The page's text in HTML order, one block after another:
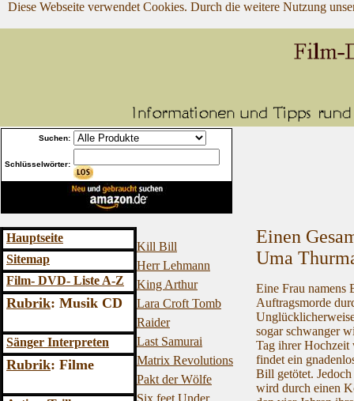
Diese Webseite verwendet Cookies. Durch die weitere Nutzung
Einen
Uma
Eine Frau namens
Auftragsmorde
sogar schwanger
Tag ihrer
findet ein
Bill getötet.
wird durch einen
Suchen:
Schlüsselwörter:
Hauptseite
Sitemap
Film- DVD- Liste A-Z
Rubrik: Musik CD
Sänger Interpreten
Rubrik: Filme
Kill Bill
Herr Lehmann
King Arthur
Lara Croft Tomb
Raider
Last Samurai
Matrix Revolutions
Pakt der Wölfe
Six feet Under